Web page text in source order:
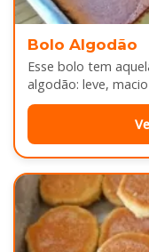
Bolo Algodão
Esse bolo tem
algodão: leve,